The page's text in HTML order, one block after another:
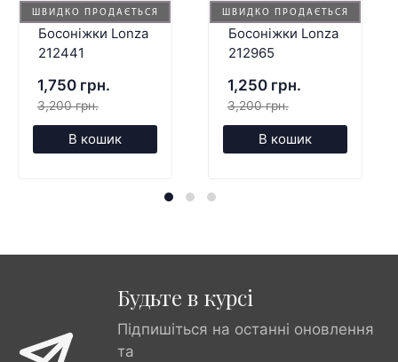
ШВИДКО ПРОДАЄТЬСЯ
Босоніжки Lonza
212441
1,750 грн.
3,200 грн.
В кошик
ШВИДКО ПРОДАЄТЬСЯ
Босоніжки Lonza
212965
1,250 грн.
3,200 грн.
В кошик
Будьте в курсі
Підпишіться на останні оновлення
та